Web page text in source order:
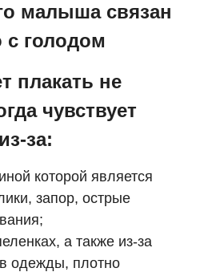
малыша связан
с голодом
плакать не
чувствует
за:
которой является
запор, острые
а также из-за
одежды, плотно